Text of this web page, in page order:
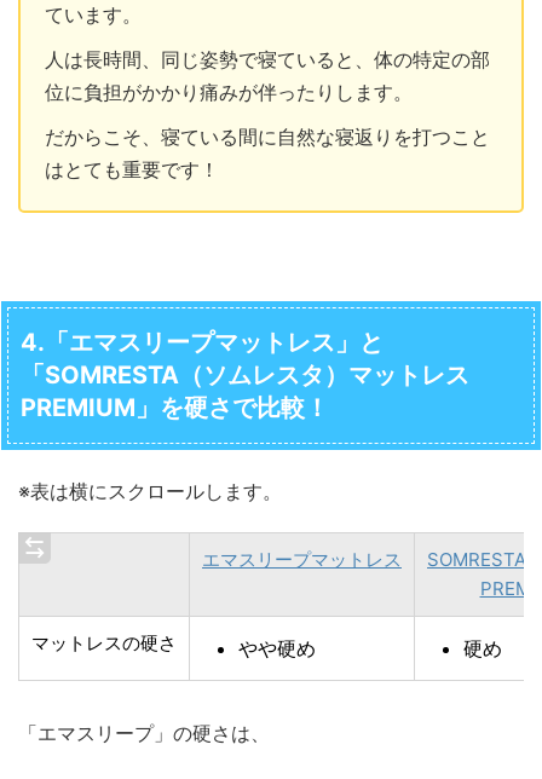
ています。
人は長時間、同じ姿勢で寝ていると、体の特定の部
位に負担がかかり痛みが伴ったりします。
だからこそ、寝ている間に自然な寝返りを打つこと
はとても重要です！
4.「エマスリープマットレス」と
「SOMRESTA（ソムレスタ）マットレス
PREMIUM」を硬さで比較！
※表は横にスクロールします。
エマスリープマットレス
SOMRESTA
マットレスの硬さ やや硬め 硬め
「エマスリープ」の硬さは、